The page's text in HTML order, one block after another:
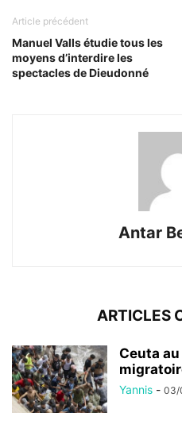
Article précédent
Manuel Valls étudie tous les
moyens d’interdire les
spectacles de Dieudonné
Antar
ARTICLES
Ceuta
Yannis - 03/